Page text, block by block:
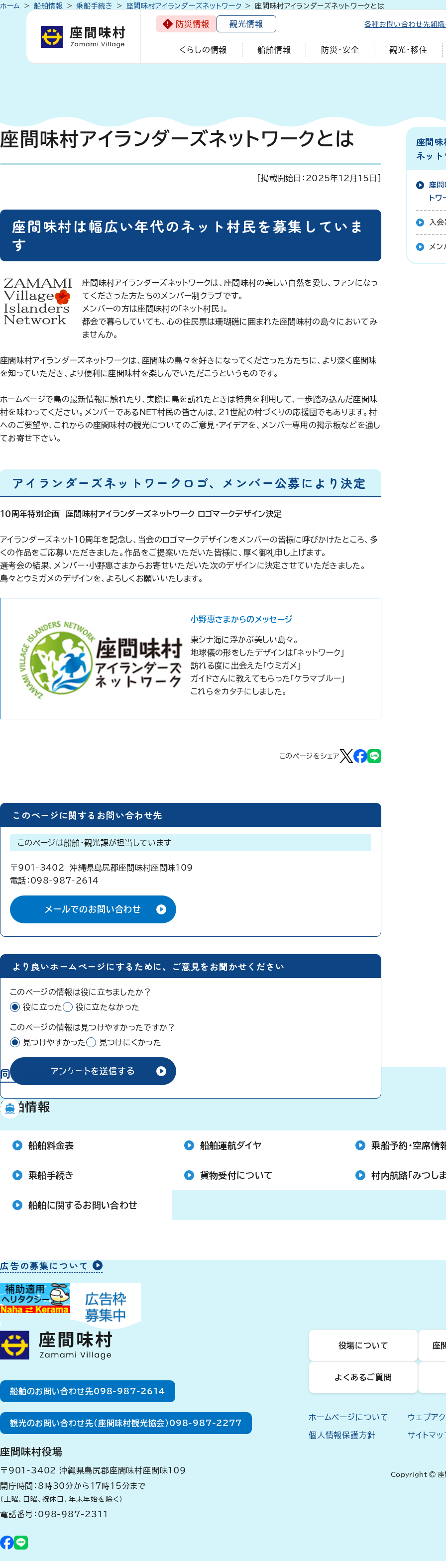
防災情報 観光情報 各種お問い合わせ先組
くらしの情報 船舶情報 防災・安全 観光・移住
ホーム 船舶情報 乗船手続き 座間味村アイランダーズネットワーク 座間味村アイランダーズネットワークとは
座間味村アイランダーズネットワークとは
[掲載開始日： 2025年12月15日
座間味村は幅広い年代のネット村民を募集していま
す
座間味村アイランダーズネットワークは、座間味村の美しい自然を愛し、ファンになっ
てくださった方たちのメンバー制クラブです。
メンバーの方は座間味村の｢ネット村民｣。
都会で暮らしていても、心の住民票は珊瑚礁に囲まれた座間味村の島々においてみ
ませんか。
座間味村アイランダーズネットワークは、座間味の島々を好きになってくださった方たちに、より深く座間味
を知っていただき、より便利に座間味村を楽しんでいただこうというものです。
ホームページで島の最新情報に触れたり、実際に島を訪れたときは特典を利用して、一歩踏み込んだ座間味
村を味わってください。メンバーであるＮＥＴ村民の皆さんは、21世紀の村づくりの応援団でもあります。村
へのご要望や、これからの座間味村の観光についてのご意見・アイデアを、メンバー専用の掲示板などを通し
てお寄せ下さい。
アイランダーズネットワークロゴ、メンバー公募により決定
１０周年特別企画 座間味村アイランダーズネットワーク ロゴマークデザイン決定
アイランダーズネット１０周年を記念し、当会のロゴマークデザインをメンバーの皆様に呼びかけたところ、多
くの作品をご応募いただきました。作品をご提案いただいた皆様に、厚く御礼申し上げます。
選考会の結果、メンバー・小野惠さまからお寄せいただいた次のデザインに決定させていただきました。
島々とウミガメのデザインを、よろしくお願いいたします。
小野惠さまからのメッセージ
東シナ海に浮かぶ美しい島々。
地球儀の形をしたデザインは「ネットワーク」
訪れる度に出会えた「ウミガメ」
ガイドさんに教えてもらった「ケラマブルー」
これらをカタチにしました。
このページをシェア
このページに関するお問い合わせ先
このページは船舶・観光課が担当しています
〒901-3402 沖縄県島尻郡座間味村座間味109
電話： 098-987-2614
メールでのお問い合わせ
より良いホームページにするために、ご意見をお聞かせください
このページの情報は役に立ちましたか？
役に立った
役に立たなかった
このページの情報は見つけやすかったですか？
見つけやすかった
見つけにくかった
アンケートを送信する
座間
ネッ
座間
トワ
入
メン
同じ分類から探す
船舶情報
船舶料金表 船舶運航ダイヤ 乗船予約・空席情
乗船手続き 貨物受付について 村内航路「みつしま
船舶に関するお問い合わせ
広告の募集について
船舶のお問い合わせ先098-987-2614
観光のお問い合わせ先（座間味村観光協会） 098-987-2277
座間味村役場
〒901-3402 沖縄県島尻郡座間味村座間味109
開庁時間：8時30分から17時15分まで
（土曜、日曜、祝休日、年末年始を除く）
電話番号： 098-987-2311
役場について 座
よくあるご質問
ホームページについて ウェブア
個人情報保護方針 サイトマ
Copyright © 座